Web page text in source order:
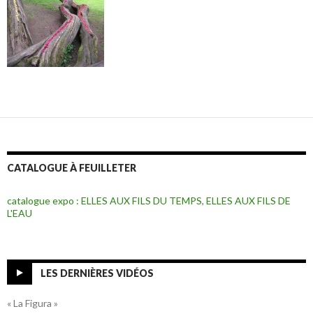
CATALOGUE À FEUILLETER
catalogue expo : ELLES AUX FILS DU TEMPS, ELLES AUX FILS DE
L'EAU
LES DERNIÈRES VIDÉOS
« La Figura »